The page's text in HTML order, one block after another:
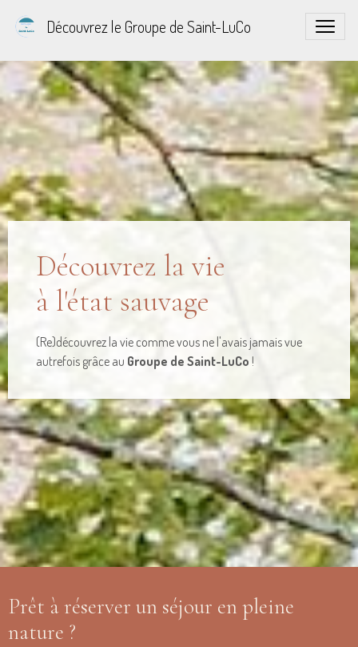
Découvrez le Groupe de Saint-LuCo
Découvrez la vie
à l'état sauvage
(Re)découvrez la vie comme vous ne l'avais jamais vue
autrefois grâce au Groupe de Saint-LuCo !
Prêt à réserver un séjour en pleine
nature ?